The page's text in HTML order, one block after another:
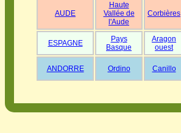
AUDE
Haute
Vallée de
l'Aude
Corbières
ESPAGNE
Pays
Basque
Aragon
ouest
ANDORRE Ordino Canillo